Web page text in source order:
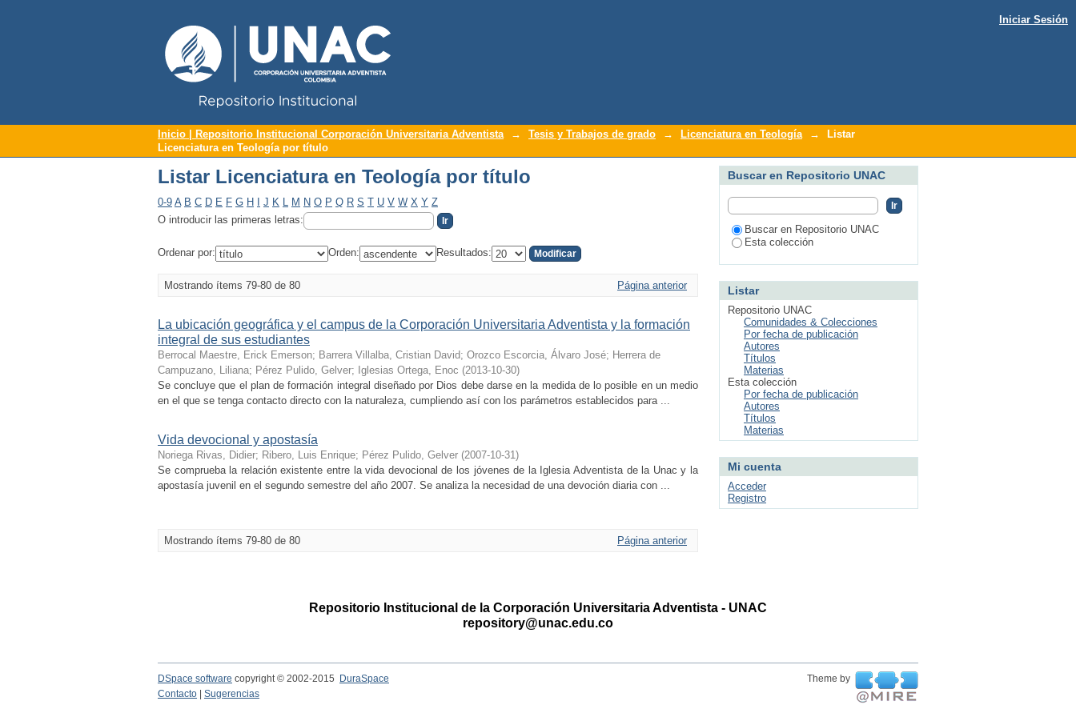
Listar Licenciatura en Teología por título
Iniciar Sesión
Inicio | Repositorio Institucional Corporación Universitaria Adventista → Tesis y Trabajos de grado → Licenciatura en Teología →
Listar
Licenciatura en Teología por título
Listar Licenciatura en Teología por título
0-9 A B C D E F G H J K L M N O P Q R S T U V W X Y Z
O introducir las primeras letras:
Ordenar por: Orden: Resultados:
Mostrando ítems 79-80 de 80 Página anterior
La ubicación geográfica y el campus de la Corporación Universitaria Adventista y la formación
integral de sus estudiantes
Berrocal Maestre, Erick Emerson; Barrera Villalba, Cristian David; Orozco Escorcia, Álvaro José; Herrera de
Campuzano, Liliana; Pérez Pulido, Gelver; Iglesias Ortega, Enoc (2013-10-30)
Se concluye que el plan de formación integral diseñado por Dios debe darse en la medida de lo posible en un medio
en el que se tenga contacto directo con la naturaleza, cumpliendo así con los parámetros establecidos para ...
Vida devocional y apostasía
Noriega Rivas, Didier; Ribero, Luis Enrique; Pérez Pulido, Gelver (2007-10-31)
Se comprueba la relación existente entre la vida devocional de los jóvenes de la Iglesia Adventista de la Unac y la
apostasía juvenil en el segundo semestre del año 2007. Se analiza la necesidad de una devoción diaria con ...
Mostrando ítems 79-80 de 80 Página anterior
Buscar en Repositorio UNAC
Buscar en Repositorio UNAC
Esta colección
Listar
Repositorio UNAC
Comunidades & Colecciones
Por fecha de publicación
Autores
Títulos
Materias
Esta colección
Por fecha de publicación
Autores
Títulos
Materias
Mi cuenta
Acceder
Registro
Repositorio Institucional de la Corporación Universitaria Adventista - UNAC
repository@unac.edu.co
DSpace software copyright © 2002-2015 DuraSpace
Theme by
Contacto
Sugerencias